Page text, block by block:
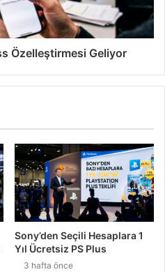
Özelleştirmesi Geliyor
Sony’den Seçili Hesaplara 1
Yıl Ücretsiz PS Plus
3 hafta önce